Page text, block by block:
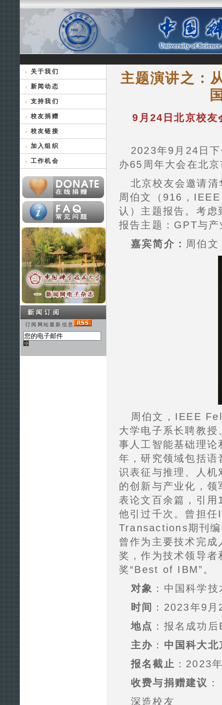
关于我们
新闻动态
支持我们
校友捐赠
校友链接
加入组织
工作机会
订阅网站最新信息
主题演讲之：
9月24日北京校友
2023年9月24日
办65周年大会在北
北京校友会邀请
周伯文（916，
认）主题报告。考
报告主题：GPT与
嘉宾简介： 周伯
周伯文，IEEE
大学电子系长聘教
事人工智能基础理
年，研究领域包括
识表征与推理、人
的创新与产业化，
表论文百余篇，引
他引过千次。曾担
Transactions期刊编
曾作为主要技术完
奖，作为技术领导
奖“Best of IBM”。
对象 ：中国科学
时间 ：2023年9
地点 ：报名成功
主办 ： 中国科大
报名截止 ：2023
收费与捐赠建议 ：
深造校友